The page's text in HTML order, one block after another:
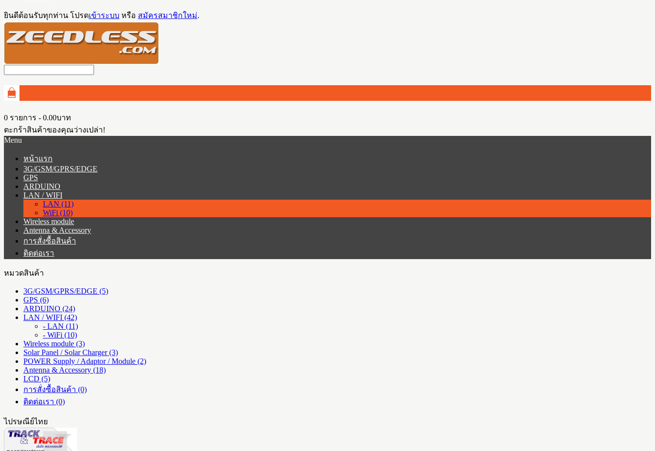
ยินดีต้อนรับทุกท่าน โปรดเข้าระบบ หรือ สมัครสมาชิกใหม่.
0 รายการ - 0.00บาท
ตะกร้าสินค้าของคุณว่างเปล่า!
Menu
หน้าแรก
3G/GSM/GPRS/EDGE
GPS
ARDUINO
LAN / WIFI
LAN (11)
WiFi (10)
Wireless module
Antenna & Accessory
การสั่งซื้อสินค้า
ติดต่อเรา
หมวดสินค้า
3G/GSM/GPRS/EDGE (5)
GPS (6)
ARDUINO (24)
LAN / WIFI (42)
- LAN (11)
- WiFi (10)
Wireless module (3)
Solar Panel / Solar Charger (3)
POWER Supply / Adaptor / Module (2)
Antenna & Accessory (18)
LCD (5)
การสั่งซื้อสินค้า (0)
ติดต่อเรา (0)
ไปรษณีย์ไทย